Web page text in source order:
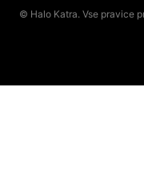
© Halo Katra. Vse pravice